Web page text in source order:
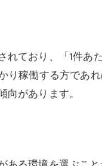
ており、「1件
り稼働する方であ
があります。